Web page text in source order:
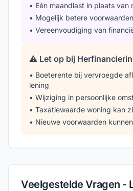
• Eén maandlast in plaats van
• Mogelijk betere voorwaarden
• Vereenvoudiging van
⚠️ Let op bij
• Boeterente bij vervroegde
lening
• Wijziging in persoonlijke
• Taxatiewaarde woning kan
• Nieuwe voorwaarden
Veelgestelde Vragen -